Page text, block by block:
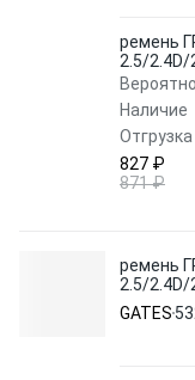
ремень
2.5/2.4D/
Наличие
Отгрузка
827 ₽
871 ₽
ремень
2.5/2.4D/
GATES